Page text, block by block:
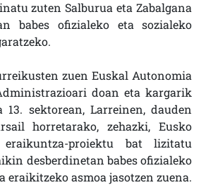
zuten Salburua eta Zabalgana
babes ofizialeko eta sozialeko
zuen Euskal Autonomia
doan eta kargarik
13. sektorean, Larreinen, dauden
horretarako, zehazki, Eusko
proiektu bat lizitatu
desberdinetan babes ofizialeko
eraikitzeko asmoa jasotzen zuena.